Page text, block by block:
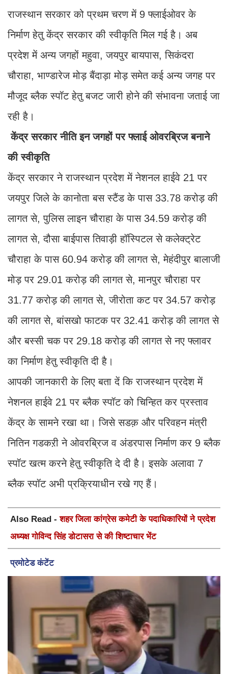
राजस्थान सरकार को प्रथम चरण में 9 फ्लाईओवर के
निर्माण हेतु केंद्र सरकार की स्वीकृति मिल गई है। अब
प्रदेश में अन्य जगहों महुवा, जयपुर बायपास, सिकंदरा
चौराहा, भाण्डारेज मोड़ बैंदाड़ा मोड़ समेत कई अन्य जगह पर
मौजूद ब्लैक स्पॉट हेतु बजट जारी होने की संभावना जताई जा
रही है।
केंद्र सरकार नीति इन जगहों पर फ्लाई ओवरब्रिज बनाने
की स्वीकृति
केंद्र सरकार ने राजस्थान प्रदेश में नेशनल हाईवे 21 पर
जयपुर जिले के कानोता बस स्टैंड के पास 33.78 करोड़ की
लागत से, पुलिस लाइन चौराहा के पास 34.59 करोड़ की
लागत से, दौसा बाईपास तिवाड़ी हॉस्पिटल से कलेक्ट्रेट
चौराहा के पास 60.94 करोड़ की लागत से, मेहंदीपुर बालाजी
मोड़ पर 29.01 करोड़ की लागत से, मानपुर चौराहा पर
31.77 करोड़ की लागत से, जीरोता कट पर 34.57 करोड़
की लागत से, बांसखो फाटक पर 32.41 करोड़ की लागत से
और बस्सी चक पर 29.18 करोड़ की लागत से नए फ्लावर
का निर्माण हेतु स्वीकृति दी है।
आपकी जानकारी के लिए बता दें कि राजस्थान प्रदेश में
नेशनल हाईवे 21 पर ब्लैक स्पॉट को चिन्हित कर प्रस्ताव
केंद्र के सामने रखा था। जिसे सडक़ और परिवहन मंत्री
नितिन गडकऱी ने ओवरब्रिज व अंडरपास निर्माण कर 9 ब्लैक
स्पॉट खत्म करने हेतु स्वीकृति दे दी है। इसके अलावा 7
ब्लैक स्पॉट अभी प्रक्रियाधीन रखे गए हैं।
Also Read -शहर जिला कांग्रेस कमेटी के पदाधिकारियों ने प्रदेश
अध्यक्ष गोविन्द सिंह डोटासरा से की शिष्टाचार भेंट